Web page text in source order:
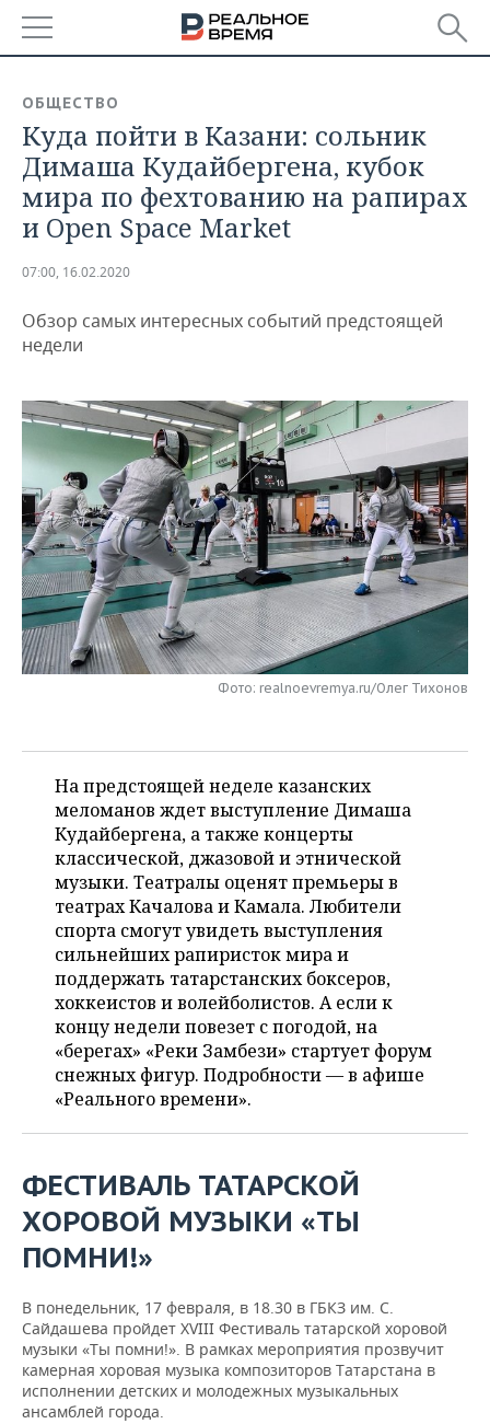
БАШКОРТОСТАН
ТАТАРСТАН
УДМУРТИЯ
НОВОСТИ
АНАЛИТИКА
НОВОСТИ АНАЛИТИКИ
ДЕКЛАРАЦИИ О ДОХОДАХ
КОРОЛИ ГОСЗАКАЗА ПФО
КОМУ ПРИНАДЛЕЖАТ
ТОРГОВЫЕ ЦЕНТРЫ
ТАТАРСТАНА
ЭКОНОМИКА
НОВОСТИ ЭКОНОМИКИ
ФИНАНСЫ
БЮДЖЕТ
ИНВЕСТИЦИИ
ПРОМЫШЛЕННОСТЬ
НОВОСТИ
ПРОМЫШЛЕННОСТИ
АГРОПРОМ
МАШИНОСТРОЕНИЕ
НЕФТЕХИМИЯ
НЕФТЬ
ОПК
ЭНЕРГЕТИКА
НЕДВИЖИМОСТЬ
НОВОСТИ АВТО
БИЗНЕС
НОВОСТИ БИЗНЕСА
РОЗНИЧНАЯ ТОРГОВЛЯ
ТРАНСПОРТ
УСЛУГИ
ТЕХНОЛОГИИ
НОВОСТИ ТЕХНОЛОГИЙ
IT
МЕДИА
ТЕЛЕКОММУНИКАЦИИ
МЕРОПРИЯТИЯ
НОВОСТИ МЕРОПРИЯТИЙ
ВЫЕЗДНАЯ РЕДАКЦИЯ
ОТКРЫТАЯ ЛЕКЦИЯ
СПОРТ
НОВОСТИ СПОРТА
БАСКЕТБОЛ
ВОЛЕЙБОЛ
КИБЕРСПОРТ
ФИГУРНОЕ КАТАНИЕ
ВОДНЫЕ ВИДЫ СПОРТА
ХОККЕЙ С МЯЧОМ
ОБЩЕСТВО
ИНФРАСТРУКТУРА
ИСТОРИЯ
КУЛЬТУРА
МЕДИЦИНА
ОБРАЗОВАНИЕ
ПРОИСШЕСТВИЯ
СПРАВОЧНИК
СПИСОК ПЕРСОН
СПИСОК КОМПАНИЙ
ПОЛНАЯ ВЕРСИЯ
ОБЩЕСТВО
Куда пойти в Казани: сольник
Димаша Кудайбергена, кубок
мира по фехтованию на рапирах
и Open Space Market
07:00, 16.02.2020
Обзор самых интересных событий предстоящей
недели
Фото: realnoevremya.ru/Олег Тихонов
На предстоящей неделе казанских
меломанов ждет выступление Димаша
Кудайбергена, а также концерты
классической, джазовой и этнической
музыки. Театралы оценят премьеры в
театрах Качалова и Камала. Любители
спорта смогут увидеть выступления
сильнейших рапиристок мира и
поддержать татарстанских боксеров,
хоккеистов и волейболистов. А если к
концу недели повезет с погодой, на
«берегах» «Реки Замбези» стартует форум
снежных фигур. Подробности — в афише
«Реального времени».
ФЕСТИВАЛЬ ТАТАРСКОЙ
ХОРОВОЙ МУЗЫКИ «ТЫ
ПОМНИ!»
В понедельник, 17 февраля, в 18.30 в ГБКЗ им. С.
Сайдашева пройдет XVIII Фестиваль татарской хоровой
музыки «Ты помни!». В рамках мероприятия прозвучит
камерная хоровая музыка композиторов Татарстана в
исполнении детских и молодежных музыкальных
ансамблей города.